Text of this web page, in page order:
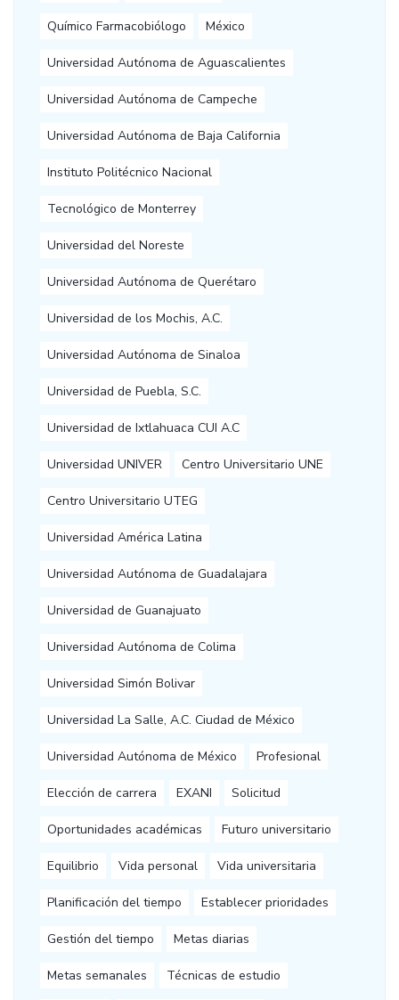
Químico Farmacobiólogo México
Universidad Autónoma de Aguascalientes
Universidad Autónoma de Campeche
Universidad Autónoma de Baja California
Instituto Politécnico Nacional
Tecnológico de Monterrey
Universidad del Noreste
Universidad Autónoma de Querétaro
Universidad de los Mochis, A.C.
Universidad Autónoma de Sinaloa
Universidad de Puebla, S.C.
Universidad de Ixtlahuaca CUI A.C
Universidad UNIVER Centro Universitario UNE
Centro Universitario UTEG
Universidad América Latina
Universidad Autónoma de Guadalajara
Universidad de Guanajuato
Universidad Autónoma de Colima
Universidad Simón Bolivar
Universidad La Salle, A.C. Ciudad de México
Universidad Autónoma de México Profesional
Elección de carrera EXANI Solicitud
Oportunidades académicas Futuro universitario
Equilibrio Vida personal Vida universitaria
Planificación del tiempo Establecer prioridades
Gestión del tiempo Metas diarias
Metas semanales Técnicas de estudio